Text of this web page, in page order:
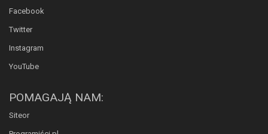
Facebook
Twitter
Instagram
YouTube
POMAGAJĄ NAM:
Siteor